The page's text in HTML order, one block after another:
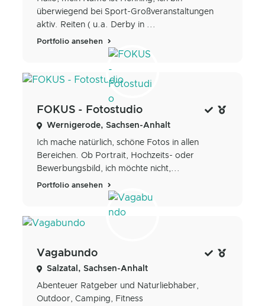
überwiegend bei Sport-Großveranstaltungen
aktiv. Reiten ( u.a. Derby in ...
Portfolio ansehen
FOKUS - Fotostudio
Wernigerode, Sachsen-Anhalt
Ich mache natürlich, schöne Fotos in allen
Bereichen. Ob Portrait, Hochzeits- oder
Bewerbungsbild, ich möchte nicht,...
Portfolio ansehen
Vagabundo
Salzatal, Sachsen-Anhalt
Abenteuer Ratgeber und Naturliebhaber,
Outdoor, Camping, Fitness